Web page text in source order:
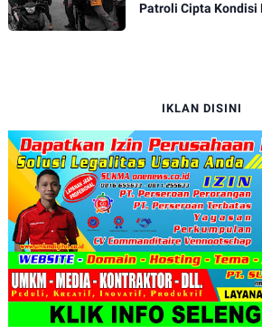
Patroli Cipta Kondisi
IKLAN DISINI